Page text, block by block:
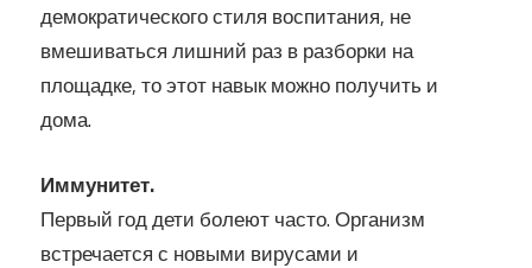
демократического стиля воспитания, не
вмешиваться лишний раз в разборки на
площадке, то этот навык можно получить и
дома.
Иммунитет.
Первый год дети болеют часто. Организм
встречается с новыми вирусами и